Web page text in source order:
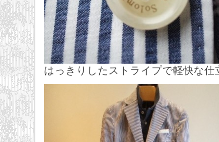
はっきりしたストライプで軽快な仕